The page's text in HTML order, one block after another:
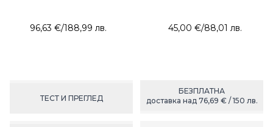
96,63 €/188,99 лв. 45,00 €/88,01 лв.
ТЕСТ И ПРЕГЛЕД
БЕЗПЛАТНА
доставка над 76,69 € / 150 лв.